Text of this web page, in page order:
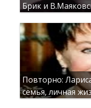
Брик и
Повторно:
семья, личная